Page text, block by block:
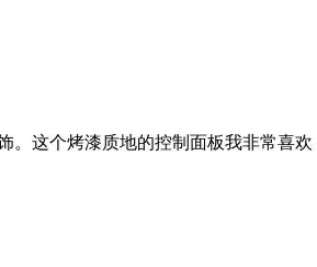
这个烤漆质地的控制面板我非常喜